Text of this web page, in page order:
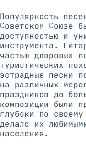
Популярность
Советском Союзе
доступностью и
инструмента.
частью дворовых
туристических
эстрадные песни
на различных
праздников до
композиции были
глубоки по
делало их
населения.